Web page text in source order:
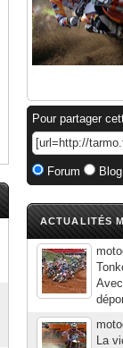
Pour partager
Forum
ACTUALITÉS
La